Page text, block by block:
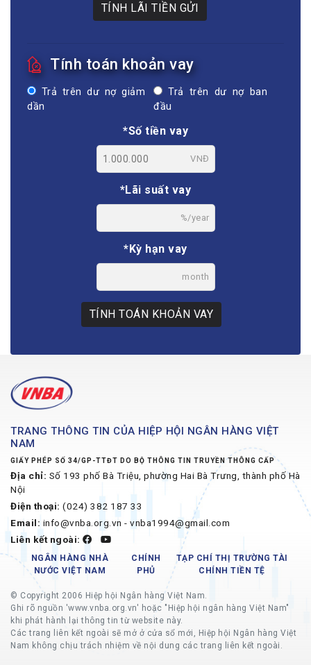
TÍNH LÃI TIỀN GỬI
Tính toán khoản vay
Trả trên dư nợ giảm
dần
Trả trên dư nợ ban
đầu
*Số tiền vay
VNĐ
*Lãi suất vay
%/year
*Kỳ hạn vay
month
TÍNH TOÁN KHOẢN VAY
TRANG THÔNG TIN CỦA HIỆP HỘI NGÂN HÀNG VIỆT
NAM
GIẤY PHÉP SỐ 34/GP-TTĐT DO BỘ THÔNG TIN TRUYỀN THÔNG CẤP
Địa chỉ: Số 193 phố Bà Triệu, phường Hai Bà Trưng, thành phố Hà
Nội
Điện thoại: (024) 382 187 33
Email: info@vnba.org.vn - vnba1994@gmail.com
Liên kết ngoài:
NGÂN HÀNG NHÀ
NƯỚC VIỆT NAM
CHÍNH
PHỦ
TẠP CHÍ THỊ TRƯỜNG TÀI
CHÍNH TIỀN TỆ
© Copyright 2006 Hiệp hội Ngân hàng Việt Nam.
Ghi rõ nguồn 'www.vnba.org.vn' hoặc "Hiệp hội ngân hàng Việt Nam"
khi phát hành lại thông tin từ website này.
Các trang liên kết ngoài sẽ mở ở cửa sổ mới, Hiệp hội Ngân hàng Việt
Nam không chịu trách nhiệm về nội dung các trang liên kết ngoài.